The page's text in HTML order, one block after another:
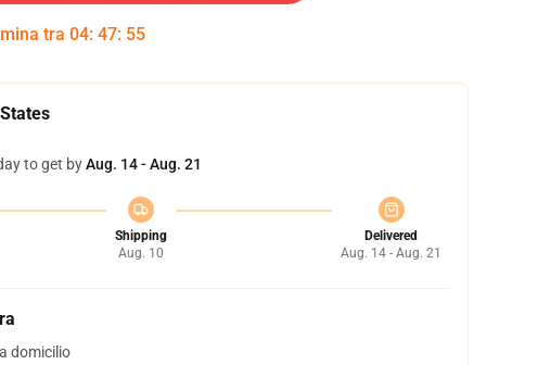
tra 04: 47: 54
to get byAug. 14 - Aug. 21
Shipping
Aug. 10
Delivered
Aug. 14 - Aug. 21
domicilio